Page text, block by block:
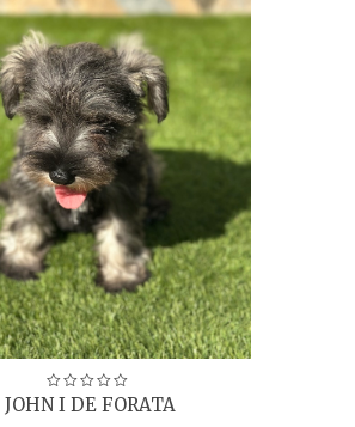
JOHN I DE FORATA